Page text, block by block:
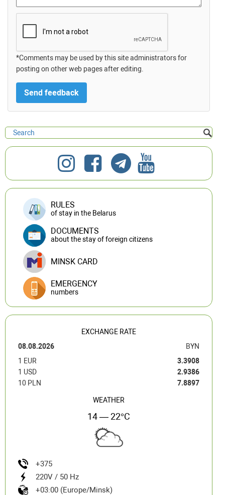
*Comments may be used by this site administrators for
posting on other web pages after editing.
RULES
of stay in the Belarus
DOCUMENTS
about the stay of foreign citizens
MINSK CARD
EMERGENCY
numbers
EXCHANGE RATE
08.08.2026
BYN
1 EUR
3.3908
1 USD
2.9386
10 PLN
7.8897
WEATHER
14 — 22°C
+375
220V / 50 Hz
+03:00 (Europe/Minsk)